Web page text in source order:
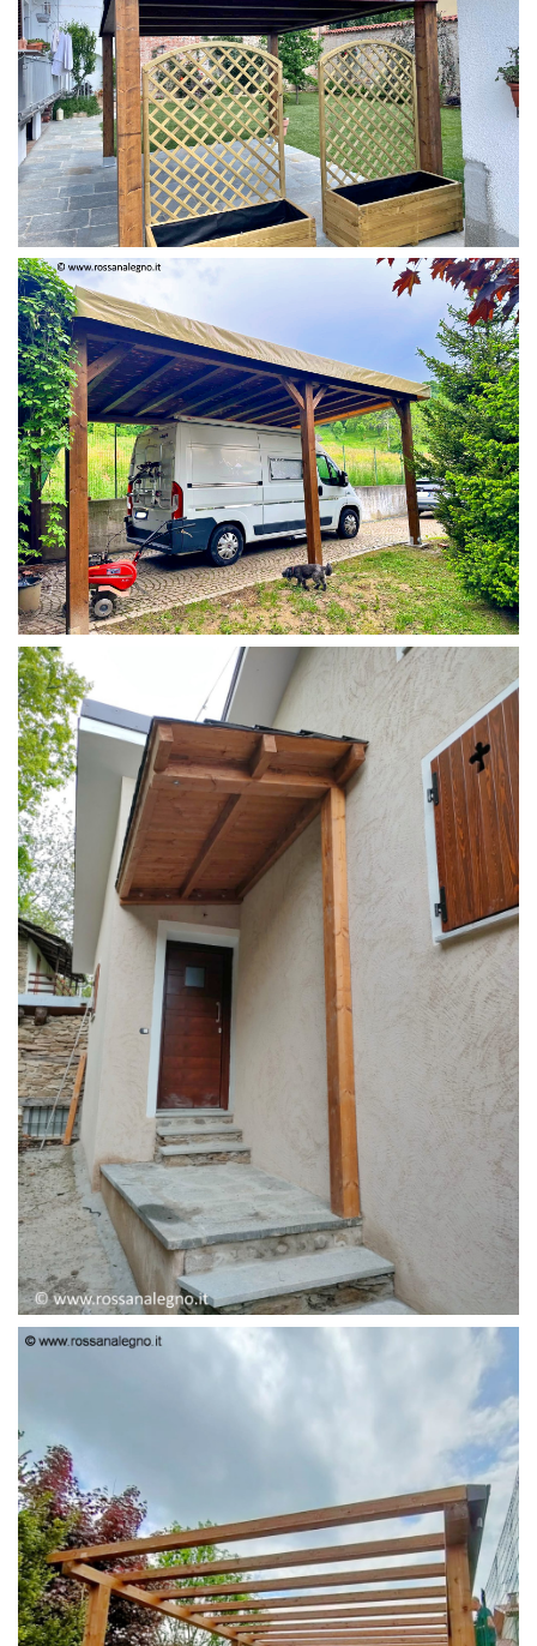
PERGOLA 4 X 3 COLOR MIRTO
COPERTURA CAMPER
PENSILINA ENTRATA